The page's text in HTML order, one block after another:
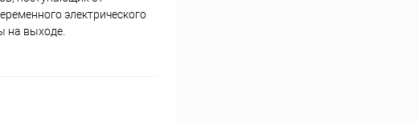
электрического
на выходе.